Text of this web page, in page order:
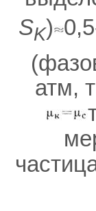
SK)
атм,